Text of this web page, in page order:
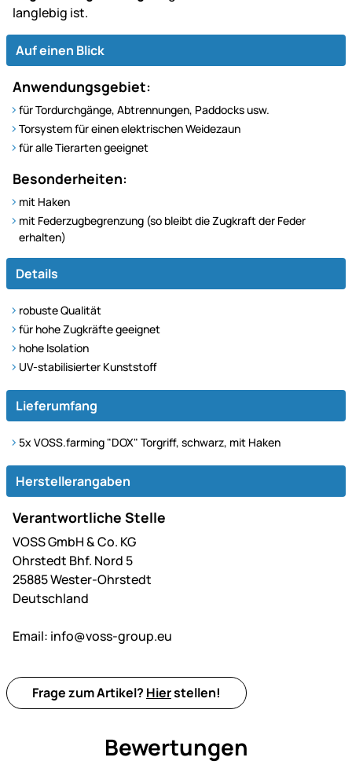
langlebig ist.
Auf einen Blick
Anwendungsgebiet:
für Tordurchgänge, Abtrennungen, Paddocks usw.
Torsystem für einen elektrischen Weidezaun
für alle Tierarten geeignet
Besonderheiten:
mit Haken
mit Federzugbegrenzung (so bleibt die Zugkraft der Feder
erhalten)
Details
robuste Qualität
für hohe Zugkräfte geeignet
hohe Isolation
UV-stabilisierter Kunststoff
Lieferumfang
5x VOSS.farming "DOX" Torgriff, schwarz, mit Haken
Herstellerangaben
Verantwortliche Stelle
VOSS GmbH & Co. KG
Ohrstedt Bhf. Nord 5
25885 Wester-Ohrstedt
Deutschland
Email: info@voss-group.eu
Frage zum Artikel? Hierstellen!
Bewertungen